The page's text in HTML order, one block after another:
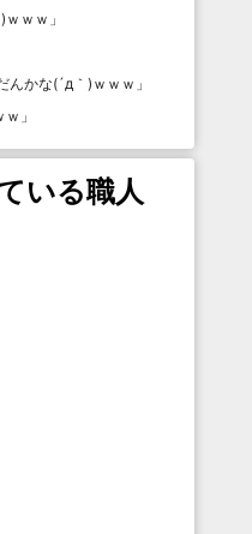
ｗｗｗ 」
んかな(´д｀)ｗｗｗ 」
ｗ 」
いる職人